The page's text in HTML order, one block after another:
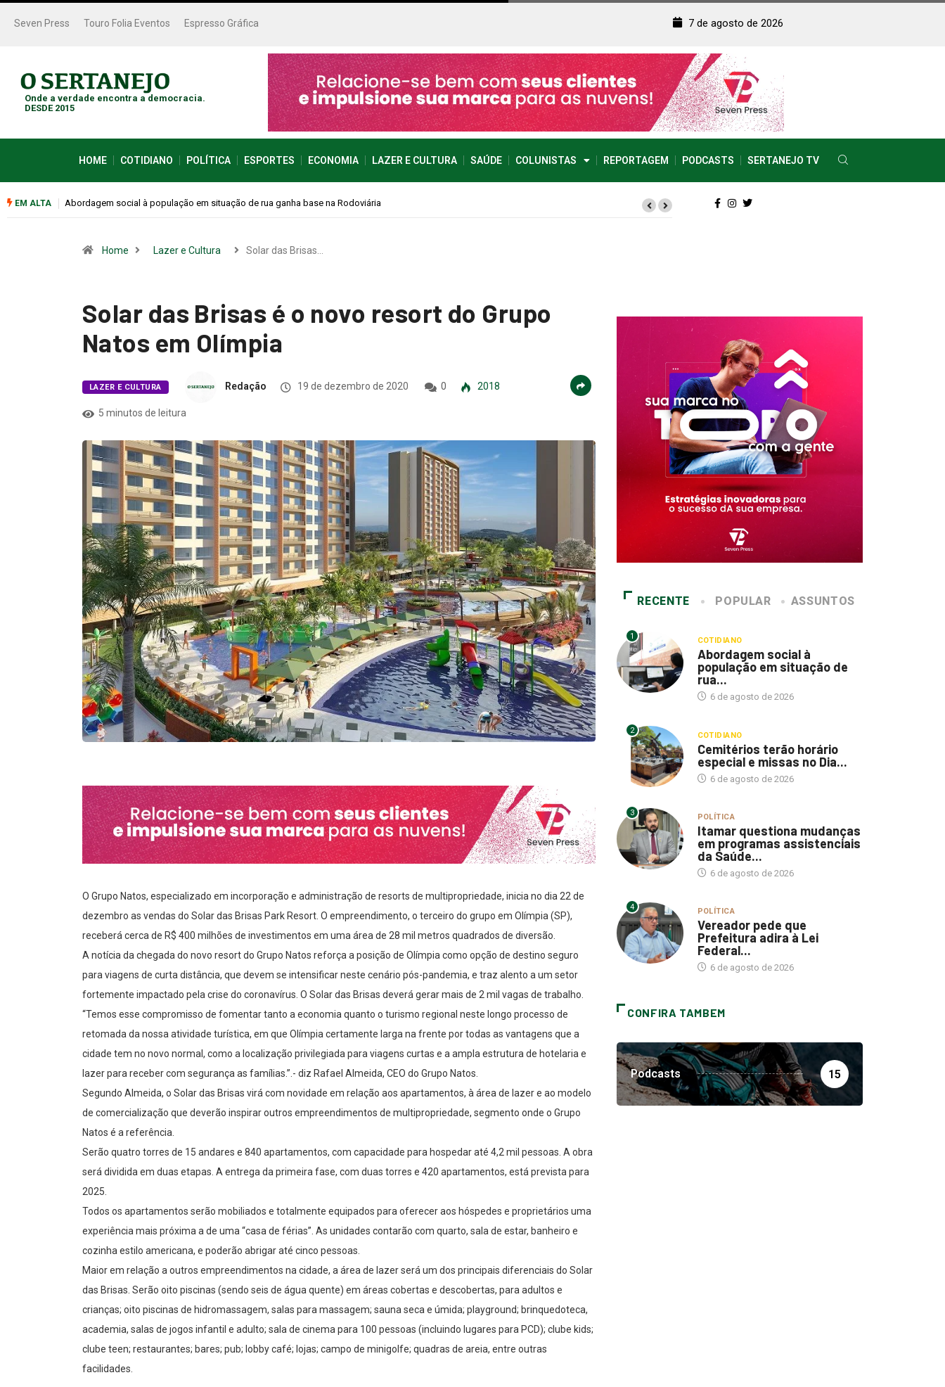
Seven Press Touro Folia Eventos Espresso Gráfica 7 de agosto de 2026
Onde a verdade encontra a democracia.
DESDE 2015
HOME COTIDIANO POLÍTICA ESPORTES ECONOMIA LAZER E CULTURA SAÚDE COLUNISTAS REPORTAGEM PODCASTS SERTANEJO TV
EM ALTA Cemitérios terão horário especial e missas no Dia dos Pais
Home Lazer e Cultura Solar das Brisas…
Solar das Brisas é o novo resort do Grupo
Natos em Olímpia
LAZER E CULTURA Redação 19 de dezembro de 2020 0 2018
5 minutos de leitura
O Grupo Natos, especializado em incorporação e administração de resorts de multipropriedade, inicia no dia 22 de
dezembro as vendas do Solar das Brisas Park Resort. O empreendimento, o terceiro do grupo em Olímpia (SP),
receberá cerca de R$ 400 milhões de investimentos em uma área de 28 mil metros quadrados de diversão.
A notícia da chegada do novo resort do Grupo Natos reforça a posição de Olímpia como opção de destino seguro
para viagens de curta distância, que devem se intensificar neste cenário pós-pandemia, e traz alento a um setor
fortemente impactado pela crise do coronavírus. O Solar das Brisas deverá gerar mais de 2 mil vagas de trabalho.
“Temos esse compromisso de fomentar tanto a economia quanto o turismo regional neste longo processo de
retomada da nossa atividade turística, em que Olímpia certamente larga na frente por todas as vantagens que a
cidade tem no novo normal, como a localização privilegiada para viagens curtas e a ampla estrutura de hotelaria e
lazer para receber com segurança as famílias.”.- diz Rafael Almeida, CEO do Grupo Natos.
Segundo Almeida, o Solar das Brisas virá com novidade em relação aos apartamentos, à área de lazer e ao modelo
de comercialização que deverão inspirar outros empreendimentos de multipropriedade, segmento onde o Grupo
Natos é a referência.
Serão quatro torres de 15 andares e 840 apartamentos, com capacidade para hospedar até 4,2 mil pessoas. A obra
será dividida em duas etapas. A entrega da primeira fase, com duas torres e 420 apartamentos, está prevista para
2025.
Todos os apartamentos serão mobiliados e totalmente equipados para oferecer aos hóspedes e proprietários uma
experiência mais próxima a de uma “casa de férias”. As unidades contarão com quarto, sala de estar, banheiro e
cozinha estilo americana, e poderão abrigar até cinco pessoas.
Maior em relação a outros empreendimentos na cidade, a área de lazer será um dos principais diferenciais do Solar
das Brisas. Serão oito piscinas (sendo seis de água quente) em áreas cobertas e descobertas, para adultos e
crianças; oito piscinas de hidromassagem, salas para massagem; sauna seca e úmida; playground; brinquedoteca,
academia, salas de jogos infantil e adulto; sala de cinema para 100 pessoas (incluindo lugares para PCD); clube kids;
clube teen; restaurantes; bares; pub; lobby café; lojas; campo de minigolfe; quadras de areia, entre outras
facilidades.
RECENTE POPULAR ASSUNTOS
1 COTIDIANO
Abordagem social à
população em situação de
rua...
6 de agosto de 2026
2 COTIDIANO
Cemitérios terão horário
especial e missas no Dia...
6 de agosto de 2026
3 POLÍTICA
Itamar questiona mudanças
em programas assistenciais
da Saúde...
6 de agosto de 2026
4 POLÍTICA
Vereador pede que
Prefeitura adira à Lei
Federal...
6 de agosto de 2026
CONFIRA TAMBEM
Podcasts 15